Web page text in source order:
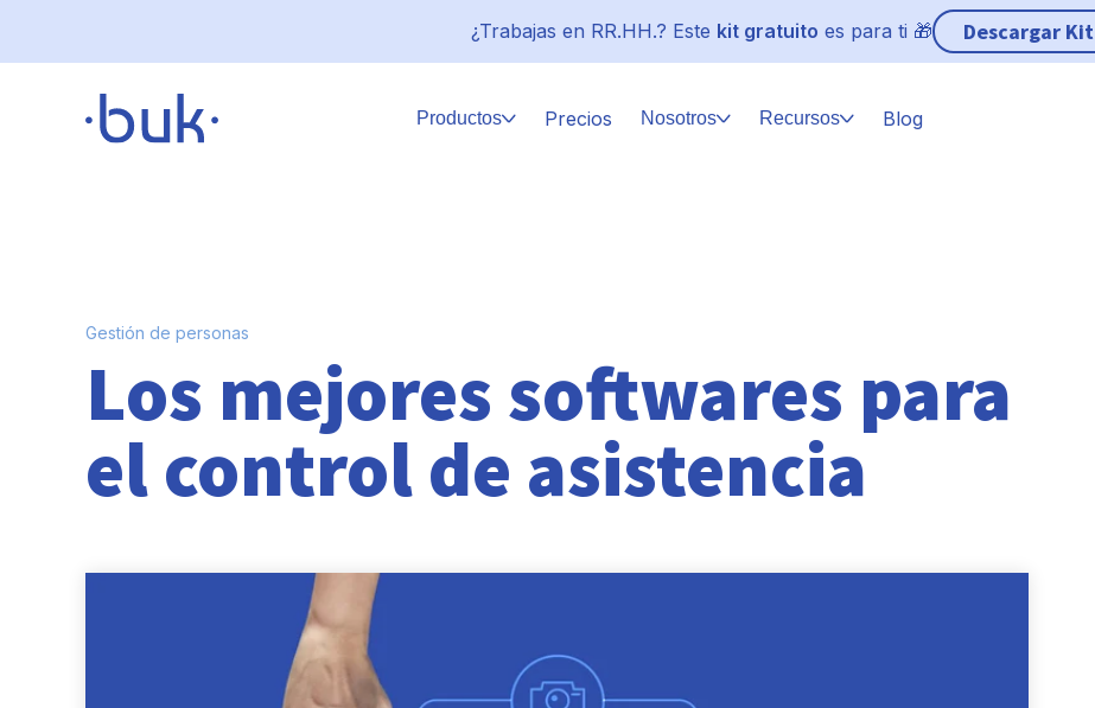
¿Trabajas en RR.HH.? Este kit gratuito es para ti 🎁 Descargar Kit
Productos Precios Nosotros Recursos Blog
Gestión de personas
Los mejores softwares para
el control de asistencia